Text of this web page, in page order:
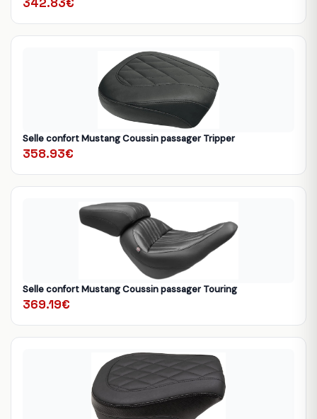
Selle confort Mustang Coussin passager Tripper
358.93€
Selle confort Mustang Coussin passager Touring
369.19€